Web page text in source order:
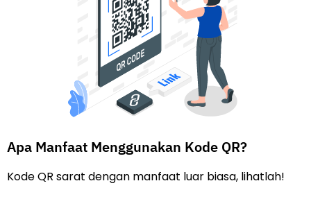
Apa Manfaat Menggunakan Kode QR?
Kode QR sarat dengan manfaat luar biasa, lihatlah!